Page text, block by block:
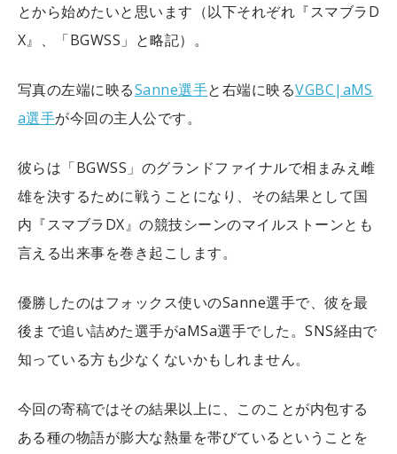
とから始めたいと思います（以下それぞれ『スマブラD
X』、「BGWSS」と略記）。
写真の左端に映るSanne選手と右端に映るVGBC|aMS
a選手が今回の主人公です。
彼らは「BGWSS」のグランドファイナルで相まみえ雌
雄を決するために戦うことになり、その結果として国
内『スマブラDX』の競技シーンのマイルストーンとも
言える出来事を巻き起こします。
優勝したのはフォックス使いのSanne選手で、彼を最
後まで追い詰めた選手がaMSa選手でした。SNS経由で
知っている方も少なくないかもしれません。
今回の寄稿ではその結果以上に、このことが内包する
ある種の物語が膨大な熱量を帯びているということを